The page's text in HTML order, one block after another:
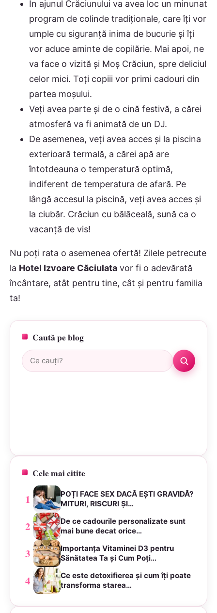
În ajunul Crăciunului va avea loc un minunat
program de colinde tradiționale, care îți vor
umple cu siguranță inima de bucurie și îți
vor aduce aminte de copilărie. Mai apoi, ne
va face o vizită și Moș Crăciun, spre deliciul
celor mici. Toți copiii vor primi cadouri din
partea moșului.
Veți avea parte și de o cină festivă, a cărei
atmosferă va fi animată de un DJ.
De asemenea, veți avea acces și la piscina
exterioară termală, a cărei apă are
întotdeauna o temperatură optimă,
indiferent de temperatura de afară. Pe
lângă accesul la piscină, veți avea acces și
la ciubăr. Crăciun cu bălăceală, sună ca o
vacanță de vis!
Nu poți rata o asemenea ofertă! Zilele petrecute
la Hotel Izvoare Căciulata vor fi o adevărată
încântare, atât pentru tine, cât și pentru familia
ta!
Caută pe blog
Caută:
Cele mai citite
1
POȚI FACE SEX DACĂ EȘTI GRAVIDĂ?
MITURI, RISCURI ȘI…
2
De ce cadourile personalizate sunt
mai bune decat orice…
3
Importanța Vitaminei D3 pentru
Sănătatea Ta și Cum Poți…
4
Ce este detoxifierea și cum îți poate
transforma starea…